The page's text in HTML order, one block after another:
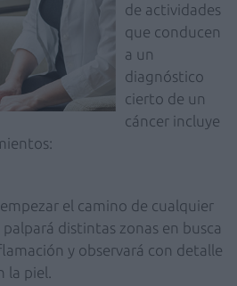
de actividades
que conducen
a un
diagnóstico
cierto de un
cáncer incluye
el camino de cualquier
distintas zonas en busca
y observará con detalle
la piel.